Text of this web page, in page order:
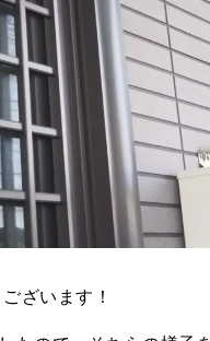
ざいます！